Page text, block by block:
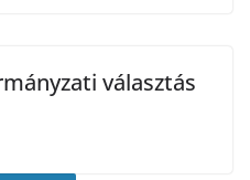
választás